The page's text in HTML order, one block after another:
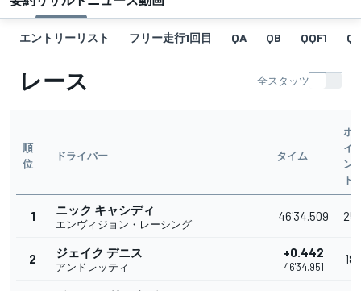
エントリーリスト フリー走行1回目 QA QB QQF1
レース 全スタッツ
順
位
ドライバー タイム
ポ
イ
ン
ト
1 ニック キャシディ
エンヴィジョン・レーシング
46'34.509 25
2 ジェイク デニス
アンドレッティ
+0.442
46'34.951
18